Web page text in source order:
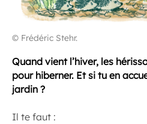
© Frédéric Stehr.
Quand vient l’hiver, les
pour hiberner. Et si tu en
jardin ?
Il te faut :